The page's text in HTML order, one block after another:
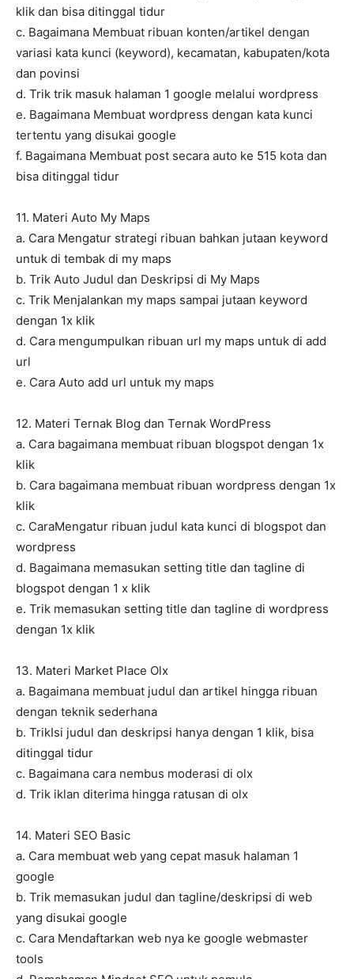
klik dan bisa ditinggal tidur
c. Bagaimana Membuat ribuan konten/artikel dengan
variasi kata kunci (keyword), kecamatan, kabupaten/kota
dan povinsi
d. Trik trik masuk halaman 1 google melalui wordpress
e. Bagaimana Membuat wordpress dengan kata kunci
tertentu yang disukai google
f. Bagaimana Membuat post secara auto ke 515 kota dan
bisa ditinggal tidur
11. Materi Auto My Maps
a. Cara Mengatur strategi ribuan bahkan jutaan keyword
untuk di tembak di my maps
b. Trik Auto Judul dan Deskripsi di My Maps
c. Trik Menjalankan my maps sampai jutaan keyword
dengan 1x klik
d. Cara mengumpulkan ribuan url my maps untuk di add
url
e. Cara Auto add url untuk my maps
12. Materi Ternak Blog dan Ternak WordPress
a. Cara bagaimana membuat ribuan blogspot dengan 1x
klik
b. Cara bagaimana membuat ribuan wordpress dengan 1x
klik
c. CaraMengatur ribuan judul kata kunci di blogspot dan
wordpress
d. Bagaimana memasukan setting title dan tagline di
blogspot dengan 1 x klik
e. Trik memasukan setting title dan tagline di wordpress
dengan 1x klik
13. Materi Market Place Olx
a. Bagaimana membuat judul dan artikel hingga ribuan
dengan teknik sederhana
b. TrikIsi judul dan deskripsi hanya dengan 1 klik, bisa
ditinggal tidur
c. Bagaimana cara nembus moderasi di olx
d. Trik iklan diterima hingga ratusan di olx
14. Materi SEO Basic
a. Cara membuat web yang cepat masuk halaman 1
google
b. Trik memasukan judul dan tagline/deskripsi di web
yang disukai google
c. Cara Mendaftarkan web nya ke google webmaster
tools